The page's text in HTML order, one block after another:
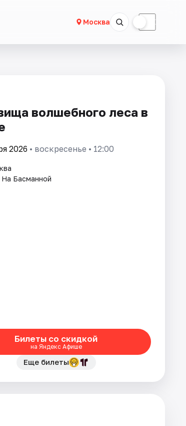
Москва ☾
волшебного леса в
2026 • воскресенье • 12:00
На Басманной
Билеты со скидкой
на Яндекс Афише
Еще билеты